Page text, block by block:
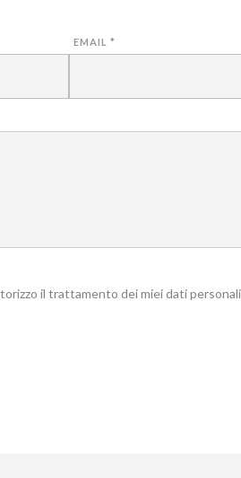
EMAIL *
il trattamento dei miei dati